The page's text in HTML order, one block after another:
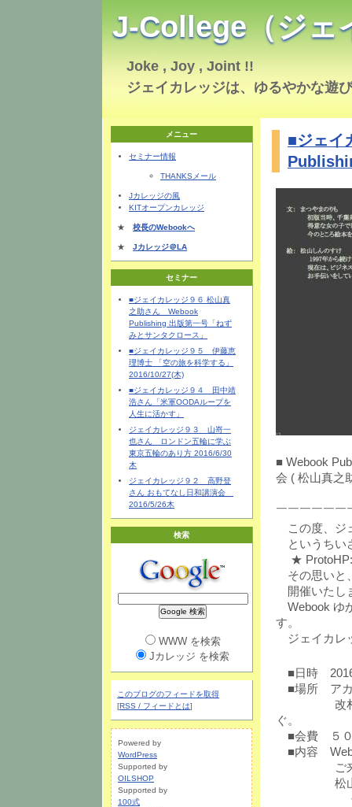
J-College（ジェ
Joke , Joy , Joint !!
ジェイカレッジは、ゆるやかな遊
■ジェイ
■ Webook
会 ( 松山真之
￣￣￣￣￣￣
この度、ジ
というちい
★
その思いと
開催いたし
Webook ゆ
す。
ジェイカレ
■日時 2016/
■場所 アカ
改札でて
ぐ。
■会費 ５０
■内容
ご来賓の
松山しん
・本を
メニュー
セミナー情報
THANKSメール
Jカレッジの風
KITオープンカレッジ
★ 校長のWebookへ
★ Jカレッジ＠LA
セミナー
■ジェイカレッジ９６ 松山真
之助さん Webook
Publishing 出版第一号「ねず
みとサンタクロース」
■ジェイカレッジ９５ 伊藤恵
理博士 「空の旅を科学する」
2016/10/27(木)
■ジェイカレッジ９４ 田中靖
浩さん「米軍OODAループを
人生に活かす」
ジェイカレッジ９３ 山嵜一
也さん ロンドン五輪に学ぶ
東京五輪のあり方 2016/6/30
木
ジェイカレッジ９２ 高野登
さん おもてなし日和講演会
2016/5/26木
検索
WWW を検索
Jカレッジ を検索
このブログのフィードを取得
[RSS / フィードとは]
Powered by
WordPress
Supported by
OILSHOP
Supported by
100式